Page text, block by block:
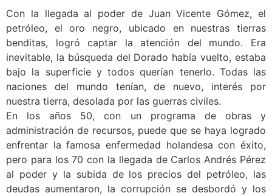
Con la llegada al poder de Juan Vicente Gómez, el
petróleo, el oro negro, ubicado en nuestras tierras
benditas, logró captar la atención del mundo. Era
inevitable, la búsqueda del Dorado había vuelto, estaba
bajo la superficie y todos querían tenerlo. Todas las
naciones del mundo tenían, de nuevo, interés por
nuestra tierra, desolada por las guerras civiles.
En los años 50, con un programa de obras y
administración de recursos, puede que se haya logrado
enfrentar la famosa enfermedad holandesa con éxito,
pero para los 70 con la llegada de Carlos Andrés Pérez
al poder y la subida de los precios del petróleo, las
deudas aumentaron, la corrupción se desbordó y los